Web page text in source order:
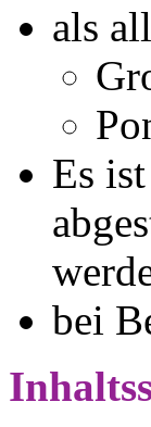
als
Es
bei